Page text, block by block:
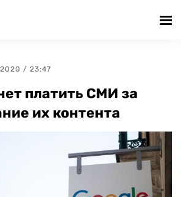
/ 23:47
платить СМИ за
их контента